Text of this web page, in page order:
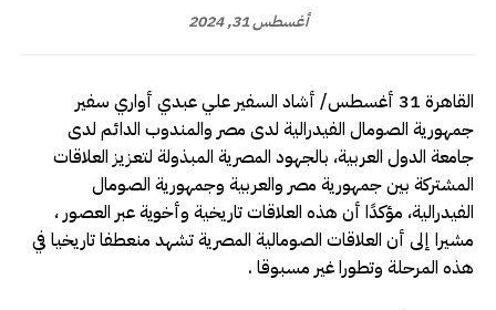
أغسطس 31, 2024
القاهرة 31 أغسطس/ أشاد السفير علي عبدي أواري سفير
جمهورية الصومال الفيدرالية لدى مصر والمندوب الدائم لدى
جامعة الدول العربية، بالجهود المصرية المبذولة لتعزيز العلاقات
المشتركة بين جمهورية مصر والعربية وجمهورية الصومال
الفيدرالية، مؤكدًا أن هذه العلاقات تاريخية وأخوية عبر العصور ،
مشيرا إلى أن العلاقات الصومالية المصرية تشهد منعطفا تاريخيا في
هذه المرحلة وتطورا غير مسبوقا .